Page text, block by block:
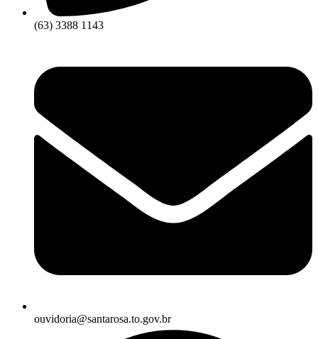
(63) 3388 1143
ouvidoria@santarosa.to.gov.br